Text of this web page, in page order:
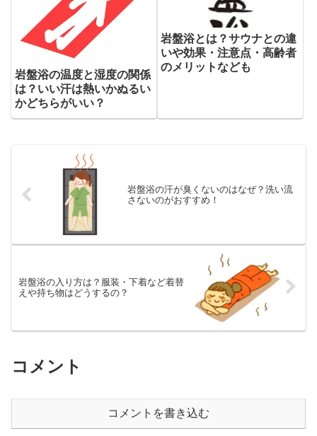
岩盤浴の温度と湿度の関係
は？いい汗は熱いかぬるい
かどちらがいい？
岩盤浴とは？サウナとの違
いや効果・注意点・高齢者
のメリットなども
岩盤浴の汗が臭くないのはなぜ？洗い流
さないのがおすすめ！
岩盤浴の入り方は？服装・下着など着替
えや持ち物はどうするの？
コメント
コメントを書き込む